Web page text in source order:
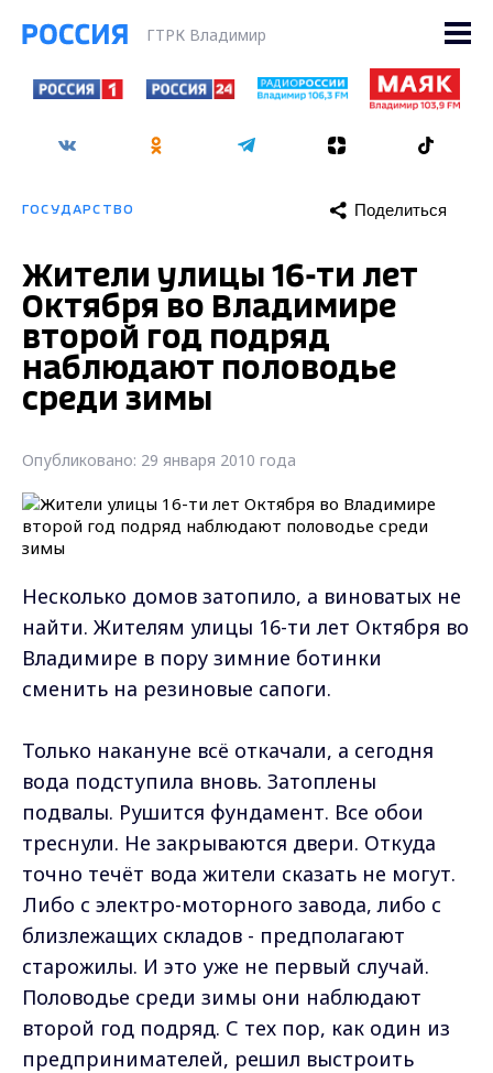
ГТРК Владимир
ГОСУДАРСТВО Поделиться
Жители улицы 16-ти лет
Октября во Владимире
второй год подряд
наблюдают половодье
среди зимы
Опубликовано: 29 января 2010 года
Несколько домов затопило, а виноватых не
найти. Жителям улицы 16-ти лет Октября во
Владимире в пору зимние ботинки
сменить на резиновые сапоги.
Только накануне всё откачали, а сегодня
вода подступила вновь. Затоплены
подвалы. Рушится фундамент. Все обои
треснули. Не закрываются двери. Откуда
точно течёт вода жители сказать не могут.
Либо с электро-моторного завода, либо с
близлежащих складов - предполагают
старожилы. И это уже не первый случай.
Половодье среди зимы они наблюдают
второй год подряд. С тех пор, как один из
предпринимателей, решил выстроить